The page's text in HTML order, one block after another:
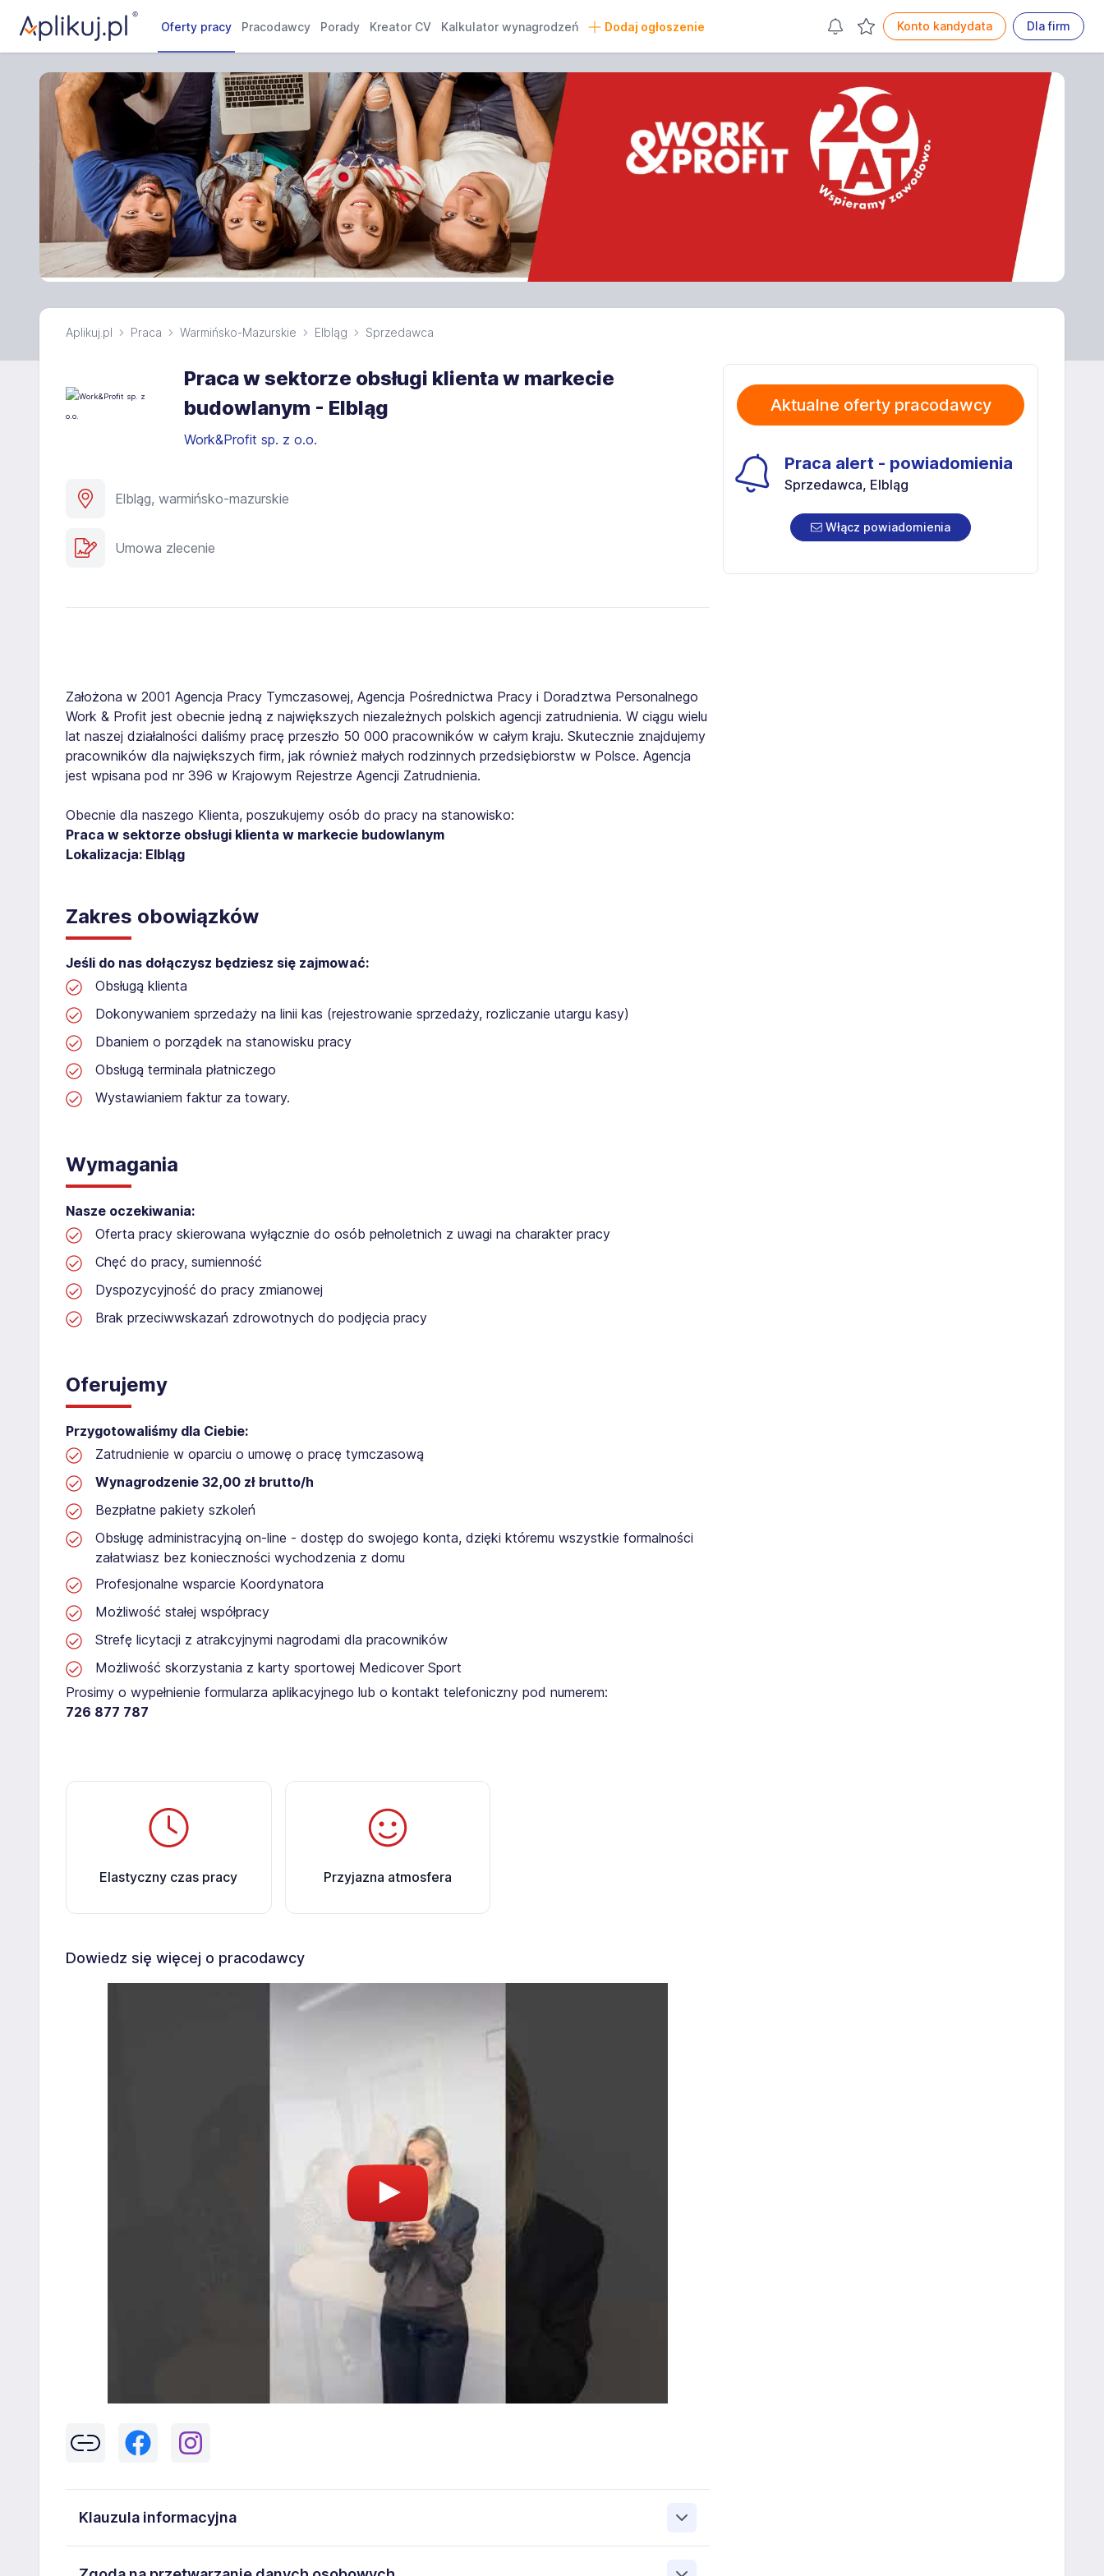
Oferty pracy Pracodawcy Porady Kreator CV Kalkulator wynagrodzeń Dodaj ogłoszenie Konto kandydata Dla firm
Aplikuj.pl Praca Warmińsko-Mazurskie Elbląg Sprzedawca
Praca w sektorze obsługi klienta w markecie
budowlanym - Elbląg​
Work&Profit sp. z o.o.
Elbląg, warmińsko-mazurskie
Umowa zlecenie
Założona w 2001 Agencja Pracy Tymczasowej, Agencja Pośrednictwa Pracy i Doradztwa Personalnego
Work & Profit jest obecnie jedną z największych niezależnych polskich agencji zatrudnienia. W ciągu wielu
lat naszej działalności daliśmy pracę przeszło 50 000 pracowników w całym kraju. Skutecznie znajdujemy
pracowników dla największych firm, jak również małych rodzinnych przedsiębiorstw w Polsce. Agencja
jest wpisana pod nr 396 w Krajowym Rejestrze Agencji Zatrudnienia.
Obecnie dla naszego Klienta, poszukujemy osób do pracy na stanowisko:
Praca w sektorze obsługi klienta w markecie budowlanym
Lokalizacja: Elbląg​
Zakres obowiązków
Jeśli do nas dołączysz będziesz się zajmować:
Obsługą klienta
Dokonywaniem sprzedaży na linii kas (rejestrowanie sprzedaży, rozliczanie utargu kasy)
Dbaniem o porządek na stanowisku pracy
Obsługą terminala płatniczego
Wystawianiem faktur za towary.
Wymagania
Nasze oczekiwania:
Oferta pracy skierowana wyłącznie do osób pełnoletnich z uwagi na charakter pracy
Chęć do pracy, sumienność
Dyspozycyjność do pracy zmianowej
Brak przeciwwskazań zdrowotnych do podjęcia pracy
Oferujemy
Przygotowaliśmy dla Ciebie:
Zatrudnienie w oparciu o umowę o pracę tymczasową
Wynagrodzenie 32,00 zł brutto/h
Bezpłatne pakiety szkoleń
Obsługę administracyjną on-line - dostęp do swojego konta, dzięki któremu wszystkie formalności
załatwiasz bez konieczności wychodzenia z domu
Profesjonalne wsparcie Koordynatora
Możliwość stałej współpracy
Strefę licytacji z atrakcyjnymi nagrodami dla pracowników
Możliwość skorzystania z karty sportowej Medicover Sport
Prosimy o wypełnienie formularza aplikacyjnego lub o kontakt telefoniczny pod numerem:
726 877 787
Elastyczny czas pracy Przyjazna atmosfera
Dowiedz się więcej o pracodawcy
Klauzula informacyjna
Aktualne oferty pracodawcy
Praca alert - powiadomienia
Sprzedawca, Elbląg
Włącz powiadomienia